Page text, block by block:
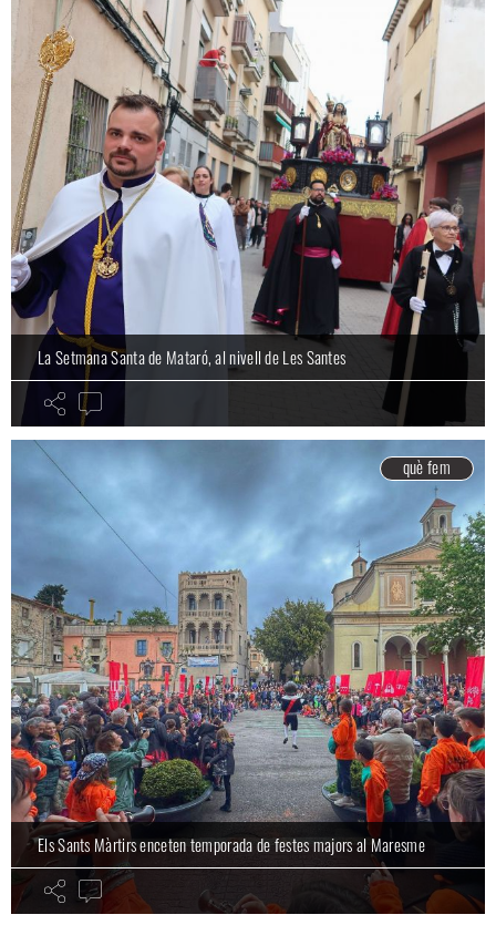
La Setmana Santa de Mataró, al nivell de Les Santes
què fem
Els Sants Màrtirs enceten temporada de festes majors al Maresme